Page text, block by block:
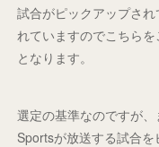
試合がピックアップさ
れていますのでこちら
となります。
選定の基準なのですが
Sportsが放送する試合